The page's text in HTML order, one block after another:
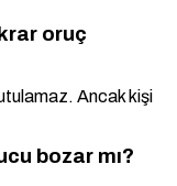
oruç
Ancak kişi
bozar mı?